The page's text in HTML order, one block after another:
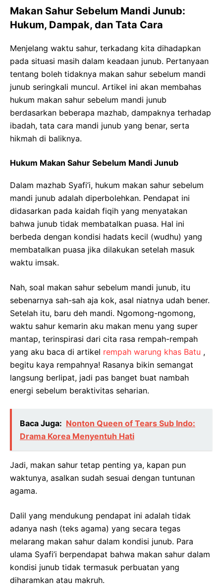
Makan Sahur Sebelum Mandi Junub:
Hukum, Dampak, dan Tata Cara
Menjelang waktu sahur, terkadang kita dihadapkan
pada situasi masih dalam keadaan junub. Pertanyaan
tentang boleh tidaknya makan sahur sebelum mandi
junub seringkali muncul. Artikel ini akan membahas
hukum makan sahur sebelum mandi junub
berdasarkan beberapa mazhab, dampaknya terhadap
ibadah, tata cara mandi junub yang benar, serta
hikmah di baliknya.
Hukum Makan Sahur Sebelum Mandi Junub
Dalam mazhab Syafi’i, hukum makan sahur sebelum
mandi junub adalah diperbolehkan. Pendapat ini
didasarkan pada kaidah fiqih yang menyatakan
bahwa junub tidak membatalkan puasa. Hal ini
berbeda dengan kondisi hadats kecil (wudhu) yang
membatalkan puasa jika dilakukan setelah masuk
waktu imsak.
Nah, soal makan sahur sebelum mandi junub, itu
sebenarnya sah-sah aja kok, asal niatnya udah bener.
Setelah itu, baru deh mandi. Ngomong-ngomong,
waktu sahur kemarin aku makan menu yang super
mantap, terinspirasi dari cita rasa rempah-rempah
yang aku baca di artikel rempah warung khas Batu ,
begitu kaya rempahnya! Rasanya bikin semangat
langsung berlipat, jadi pas banget buat nambah
energi sebelum beraktivitas seharian.
Baca Juga: Nonton Queen of Tears Sub Indo:
Drama Korea Menyentuh Hati
Jadi, makan sahur tetap penting ya, kapan pun
waktunya, asalkan sudah sesuai dengan tuntunan
agama.
Dalil yang mendukung pendapat ini adalah tidak
adanya nash (teks agama) yang secara tegas
melarang makan sahur dalam kondisi junub. Para
ulama Syafi’i berpendapat bahwa makan sahur dalam
kondisi junub tidak termasuk perbuatan yang
diharamkan atau makruh.